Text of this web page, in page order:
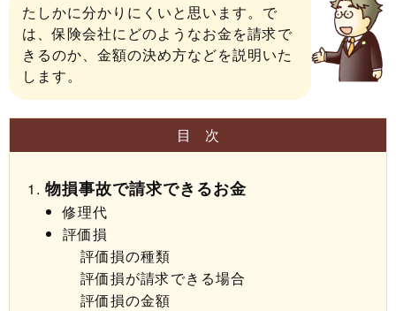
たしかに分かりにくいと思います。で
は、保険会社にどのようなお金を請求で
きるのか、金額の決め方などを説明いた
します。
目次
物損事故で請求できるお金
修理代
評価損
評価損の種類
評価損が請求できる場合
評価損の金額